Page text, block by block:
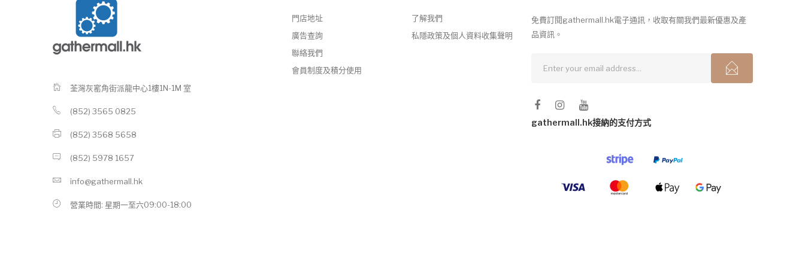
荃灣灰窰角街派龍中心1樓1N-1M 室
(852) 3565 0825
(852) 3568 5658
(852) 5978 1657
info@gathermall.hk
營業時間: 星期一至六09:00-18:00
門店地址
廣告查詢
聯絡我們
會員制度及積分使用
了解我們
私隱政策及個人資料收集聲明
免費訂閱gathermall.hk電子通訊，收取有關我們最新優惠及產
品資訊。
gathermall.hk接納的支付方式